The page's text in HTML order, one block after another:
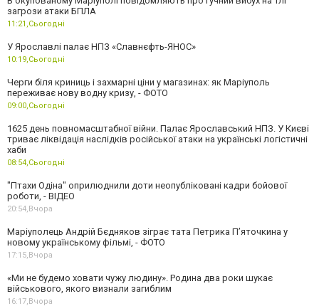
загрози атаки БПЛА
11:21,Сьогодні
У Ярославлі палає НПЗ «Славнєфть-ЯНОС»
10:19,Сьогодні
Черги біля криниць і захмарні ціни у магазинах: як Маріуполь
переживає нову водну кризу, - ФОТО
09:00,Сьогодні
1625 день повномасштабної війни. Палає Ярославський НПЗ. У Києві
триває ліквідація наслідків російської атаки на українські логістичні
хаби
08:54,Сьогодні
"Птахи Одіна" оприлюднили доти неопубліковані кадри бойової
роботи, - ВІДЕО
20:54,Вчора
Маріуполець Андрій Бєдняков зіграє тата Петрика П’яточкина у
новому українському фільмі, - ФОТО
17:15,Вчора
«Ми не будемо ховати чужу людину». Родина два роки шукає
військового, якого визнали загиблим
16:17,Вчора